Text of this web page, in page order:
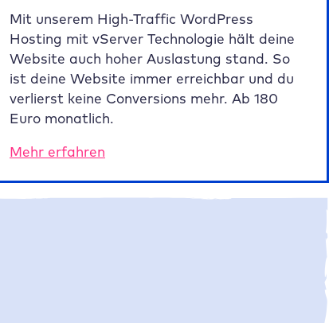
Mit unserem High-Traffic WordPress
Hosting mit vServer Technologie hält deine
Website auch hoher Auslastung stand. So
ist deine Website immer erreichbar und du
verlierst keine Conversions mehr. Ab 180
Euro monatlich.
Mehr erfahren